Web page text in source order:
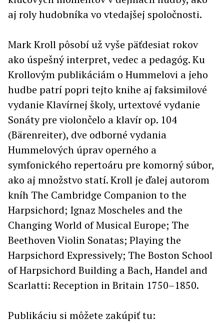
aj roly hudobníka vo vtedajšej spoločnosti.
Mark Kroll pôsobí už vyše päťdesiat rokov
ako úspešný interpret, vedec a pedagóg. Ku
Krollovým publikáciám o Hummelovi a jeho
hudbe patrí popri tejto knihe aj faksimilové
vydanie Klavírnej školy, urtextové vydanie
Sonáty pre violončelo a klavír op. 104
(Bärenreiter), dve odborné vydania
Hummelových úprav operného a
symfonického repertoáru pre komorný súbor,
ako aj množstvo statí. Kroll je ďalej autorom
kníh The Cambridge Companion to the
Harpsichord; Ignaz Moscheles and the
Changing World of Musical Europe; The
Beethoven Violin Sonatas; Playing the
Harpsichord Expressively; The Boston School
of Harpsichord Building a Bach, Handel and
Scarlatti: Reception in Britain 1750–1850.
Publikáciu si môžete zakúpiť tu: